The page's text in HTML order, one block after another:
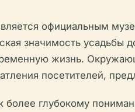
официальным
значимость усадьбы
жизнь.
посетителей,
более глубокому